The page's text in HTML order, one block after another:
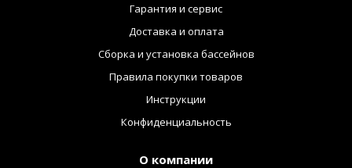
Гарантия и сервис
Доставка и оплата
Сборка и установка бассейнов
Правила покупки товаров
Инструкции
Конфиденциальность
О компании